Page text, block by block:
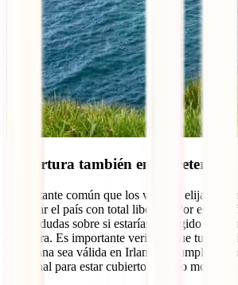
Cobertura también en carretera
Es bastante común que los viajeros elijan
explorar el país con total libertad. Por esta
surjan dudas sobre si estarías protegido en
carretera. Es importante verificar que tu
mexicana sea válida en Irlanda y cumplir con
adicional para estar cubierto en todo